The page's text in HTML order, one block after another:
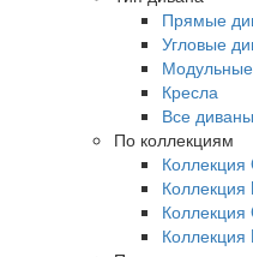
Прямые
Угловые
Кресла
Все диваны
По коллекциям
Коллекция
Коллекция
Коллекция
Коллекция